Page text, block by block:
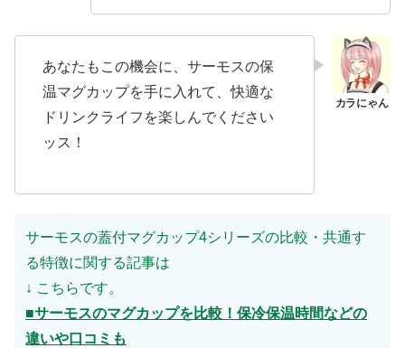
あなたもこの機会に、サーモスの保
温マグカップを手に入れて、快適な
ドリンクライフを楽しんでください
ッス！
サーモスの蓋付マグカップ4シリーズの比較・共通す
る特徴に関する記事は
↓ こちらです。
■サーモスのマグカップを比較！保冷保温時間などの
違いや口コミも